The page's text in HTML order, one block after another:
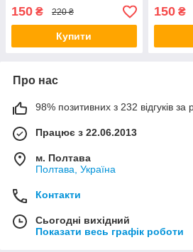
150 ₴ 220 ₴
Купити
150₴
Про нас
98% позитивних з 232 відгуків за
Працює з 22.06.2013
м. Полтава
Полтава, Україна
Контакти
Сьогодні вихідний
Показати весь графік роботи